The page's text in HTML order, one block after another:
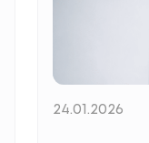
24.01.2026